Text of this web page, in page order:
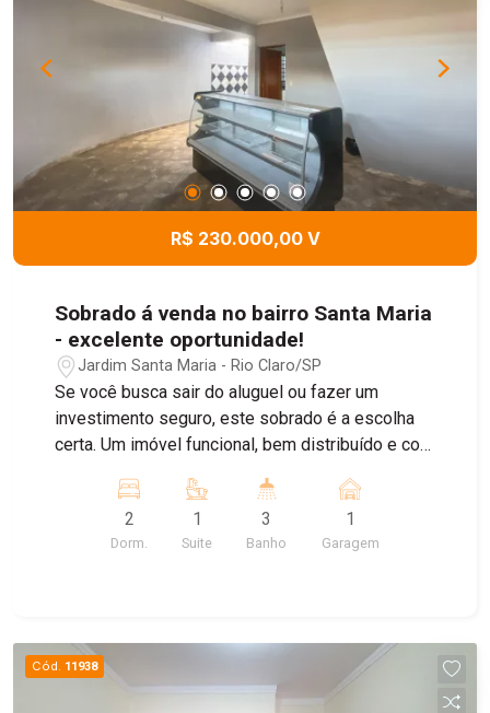
R$ 230.000,00 V
Sobrado á venda no bairro Santa Maria
- excelente oportunidade!
Jardim Santa Maria - Rio Claro/SP
Se você busca sair do aluguel ou fazer um
investimento seguro, este sobrado é a escolha
certa. Um imóvel funcional, bem distribuído e com
tranquila e valorizada do bairro Santa Maria. Parte
ventilada * Banheiro social * Lavanderia funcional
facilitam o fechamento: ** Aceita financiamento
** Ótimo potencial de valorização ** Ideal para
2
Dorm.
1
Suite
3
Banho
1
Garagem
Cód. 11938